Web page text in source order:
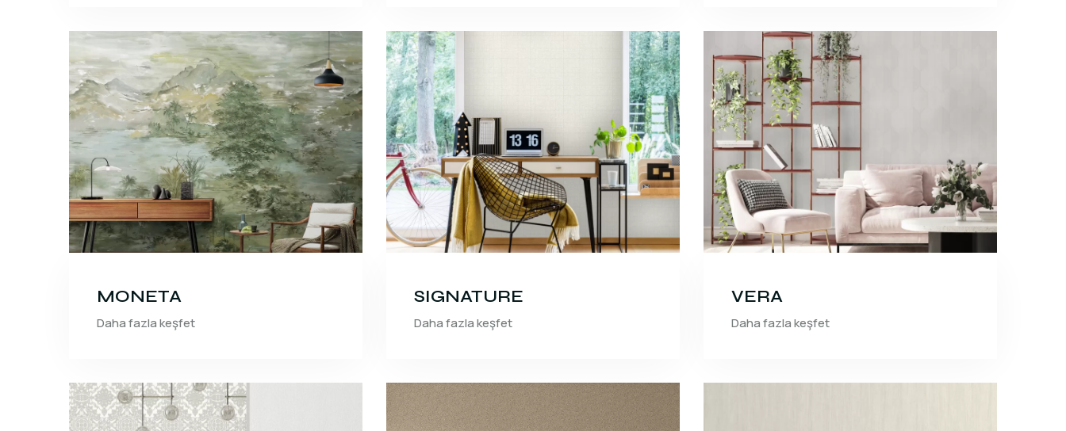
MONETA
Daha fazla keşfet
SIGNATURE
Daha fazla keşfet
VERA
Daha fazla keşfet